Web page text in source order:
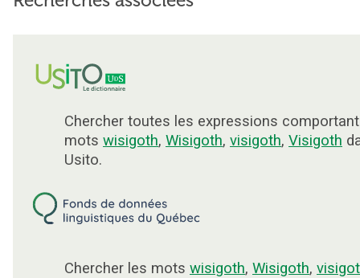
Chercher toutes les expressions
mots wisigoth, Wisigoth, visigoth, Visigoth
Usito.
Chercher les mots wisigoth, Wisigoth,